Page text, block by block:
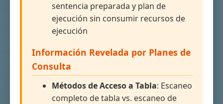
sentencia preparada y plan de
ejecución sin consumir recursos de
ejecución
Información Revelada por Planes de
Consulta
Métodos de Acceso a Tabla: Escaneo
completo de tabla vs. escaneo de